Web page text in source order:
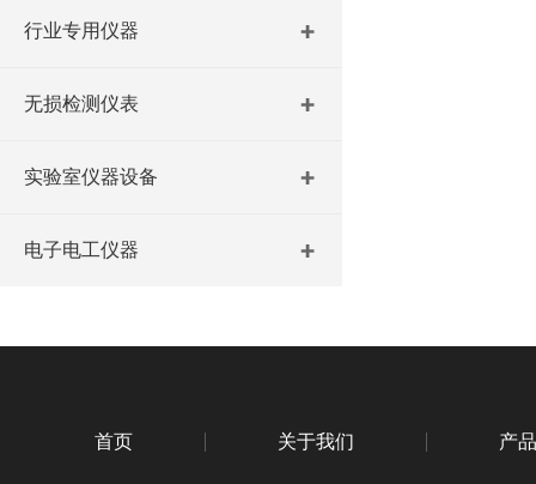
行业专用仪器
无损检测仪表
实验室仪器设备
电子电工仪器
首页 关于我们 产